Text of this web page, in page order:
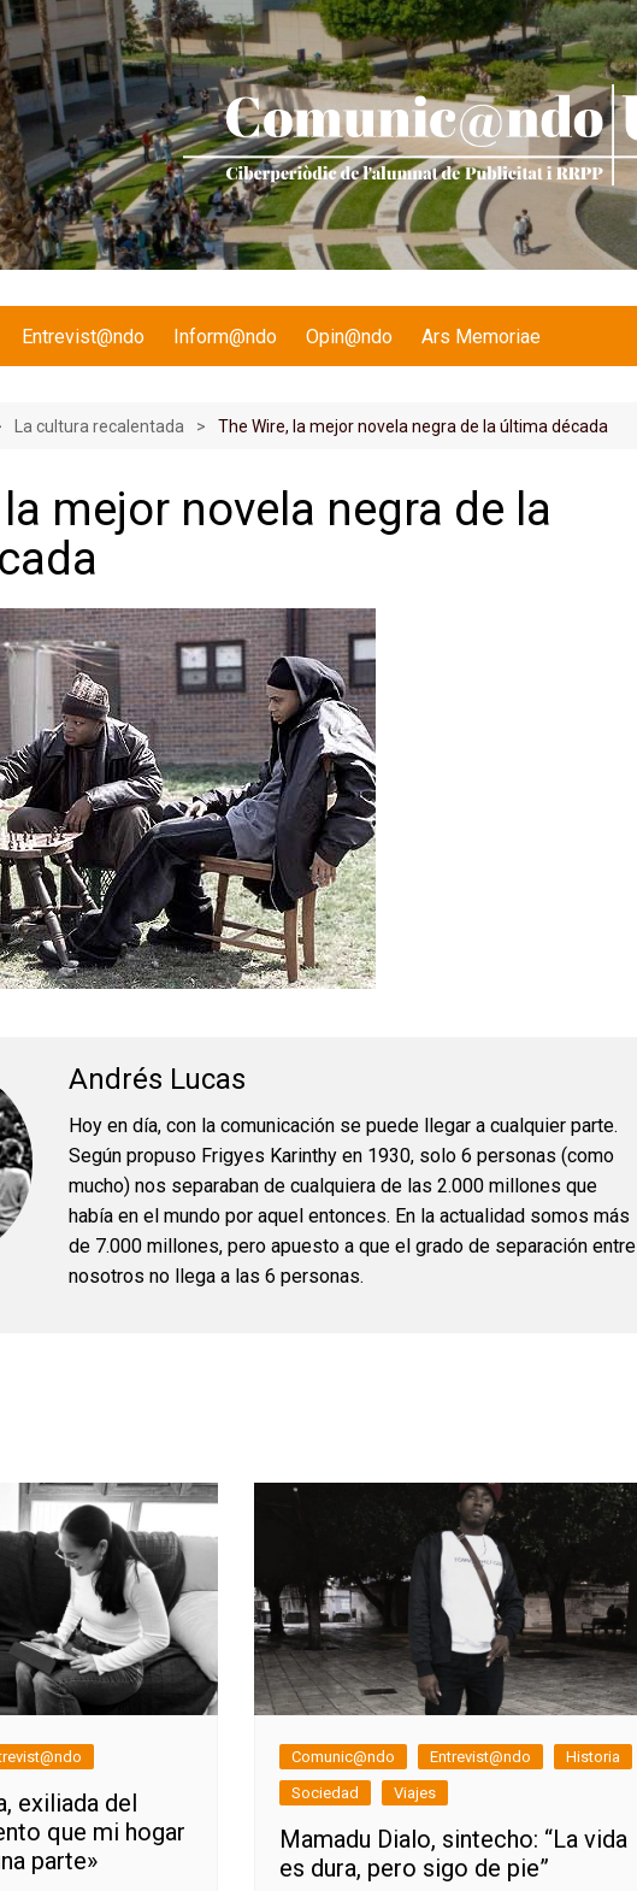
Entrevist@ndo Inform@ndo Opin@ndo Ars Memoriae
La cultura recalentada The Wire, la mejor novela negra de la última década
mejor novela negra de la
Andrés Lucas
Hoy en día, con la comunicación se puede llegar a cualquier parte.
Según propuso Frigyes Karinthy en 1930, solo 6 personas (como
mucho) nos separaban de cualquiera de las 2.000 millones que
había en el mundo por aquel entonces. En la actualidad somos más
de 7.000 millones, pero apuesto a que el grado de separación entre
nosotros no llega a las 6 personas.
exiliada del
que mi hogar
parte»
Comunic@ndo Entrevist@ndo
Historia
Sociedad
Viajes
Mamadu Dialo, sintecho: “La vida
es dura, pero sigo de pie”